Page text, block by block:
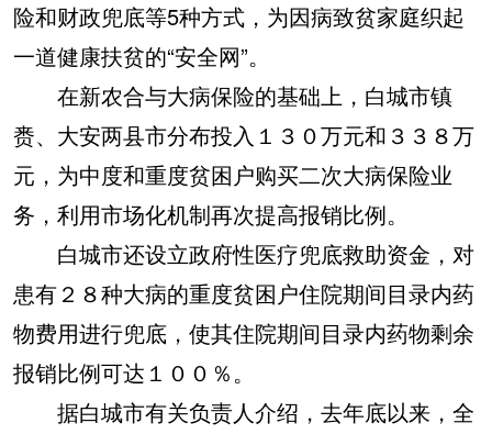
险和财政兜底等5种方式，为因病致贫家庭织起
一道健康扶贫的“安全网”。
在新农合与大病保险的基础上，白城市镇
赉、大安两县市分布投入１３０万元和３３８万
元，为中度和重度贫困户购买二次大病保险业
务，利用市场化机制再次提高报销比例。
白城市还设立政府性医疗兜底救助资金，对
患有２８种大病的重度贫困户住院期间目录内药
物费用进行兜底，使其住院期间目录内药物剩余
报销比例可达１００％。
据白城市有关负责人介绍，去年底以来，全